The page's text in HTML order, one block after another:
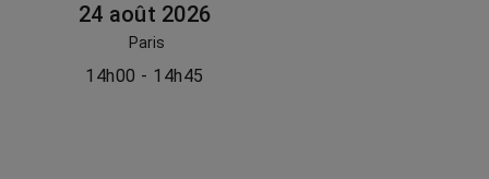
24 août 2026
Paris
14h00 - 14h45